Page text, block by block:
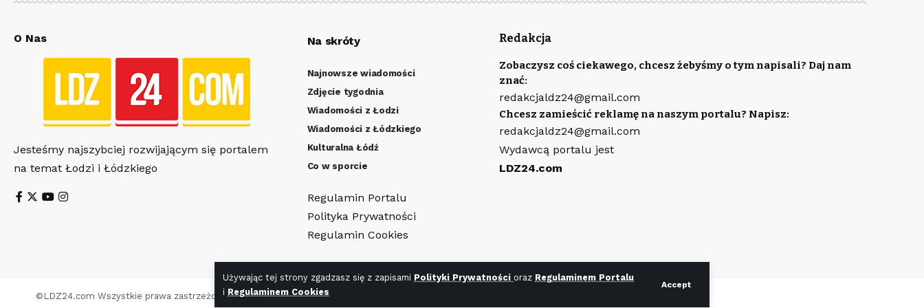
Używając tej strony zgadzasz się z zapisami Polityki Prywatności oraz Regulaminem Portalu
i Regulaminem Cookies
Accept
O Nas
Jesteśmy najszybciej rozwijającym się portalem
na temat Łodzi i Łódzkiego
Na skróty
Najnowsze wiadomości
Zdjęcie tygodnia
Wiadomości z Łodzi
Wiadomości z Łódzkiego
Kulturalna Łódź
Co w sporcie
Regulamin Portalu
Polityka Prywatności
Regulamin Cookies
Redakcja
Zobaczysz coś ciekawego, chcesz żebyśmy o tym napisali? Daj nam
znać:
redakcjaldz24@gmail.com
Chcesz zamieścić reklamę na naszym portalu? Napisz:
redakcjaldz24@gmail.com
Wydawcą portalu jest
LDZ24.com
© LDZ24.com Wszystkie prawa zastrzeżone. Wykonanie stronyWR7.pl